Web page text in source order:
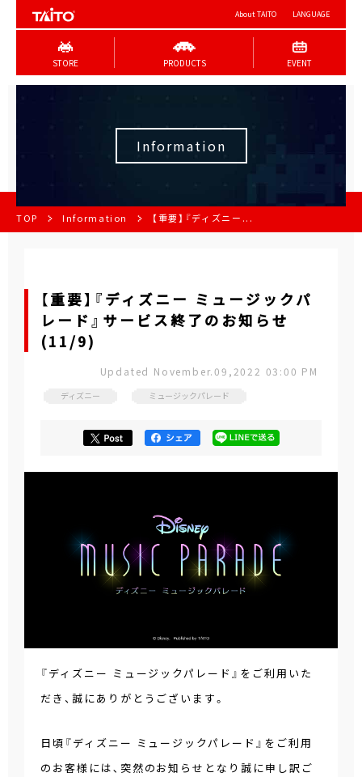
About TAITO LANGUAGE
STORE PRODUCTS EVENT
Information
TOP Information 【重要】『ディズニー...
【重要】『ディズニー ミュージックパ
レード』サービス終了のお知らせ
(11/9)
Updated November.09,2022 03:00 PM
ディズニー ミュージックパレード
『ディズニー ミュージックパレード』をご利用いた
だき、誠にありがとうございます。
日頃『ディズニー ミュージックパレード』をご利用
のお客様には､突然のお知らせとなり誠に申し訳ご